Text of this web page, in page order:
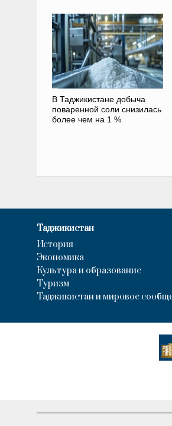
В Таджикистане добыча
поваренной соли снизилась
более чем на 1 %
Таджикистан
История
Экономика
Культура и образование
Туризм
Таджикистан и мировое